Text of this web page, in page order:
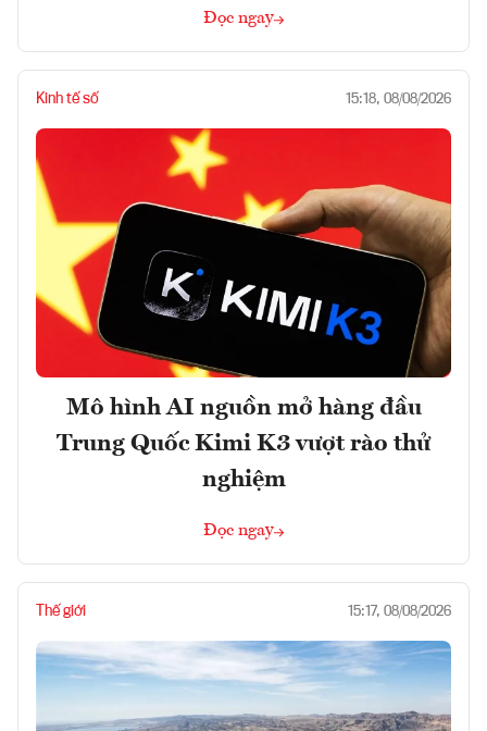
Đọc ngay
Kinh tế số 15:18, 08/08/2026
Mô hình AI nguồn mở hàng đầu
Trung Quốc Kimi K3 vượt rào thử
nghiệm
Đọc ngay
Thế giới 15:17, 08/08/2026